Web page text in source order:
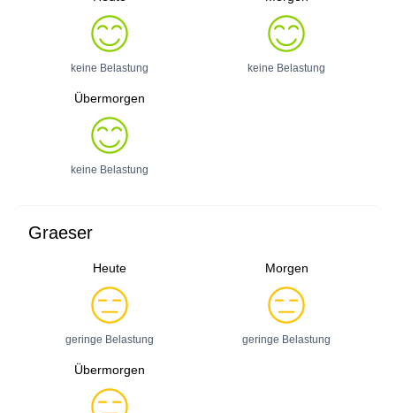
keine Belastung keine Belastung
Übermorgen
keine Belastung
Graeser
Heute
geringe Belastung
Morgen
geringe Belastung
Übermorgen